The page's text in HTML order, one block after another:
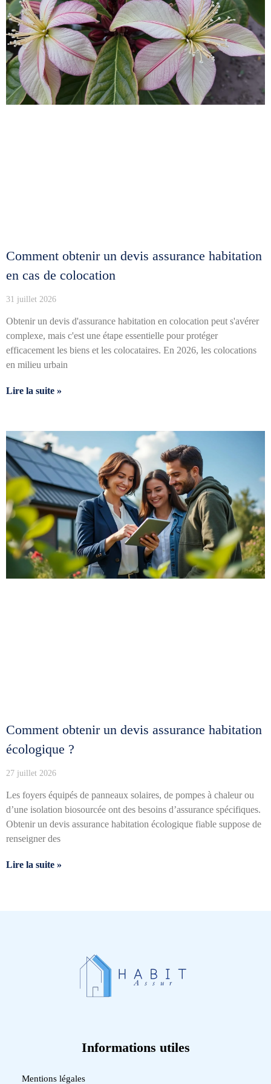
Comment obtenir un devis assurance habitation
en cas de colocation
31 juillet 2026
Obtenir un devis d'assurance habitation en colocation peut s'avérer
complexe, mais c'est une étape essentielle pour protéger
efficacement les biens et les colocataires. En 2026, les colocations
en milieu urbain
Lire la suite »
Comment obtenir un devis assurance habitation
écologique ?
27 juillet 2026
Les foyers équipés de panneaux solaires, de pompes à chaleur ou
d’une isolation biosourcée ont des besoins d’assurance spécifiques.
Obtenir un devis assurance habitation écologique fiable suppose de
renseigner des
Lire la suite »
Informations utiles
Mentions légales